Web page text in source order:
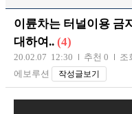
이륜차는 터널이용 금
대하여.. (4)
20.02.07 12:30 추천 0
조
에보루션
작성글보기